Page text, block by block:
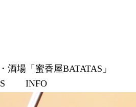
場「蜜香屋BATATAS」
INFO